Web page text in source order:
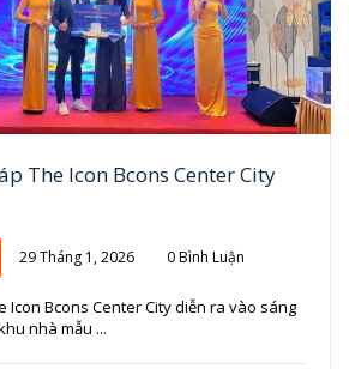
The Icon Bcons Center City
29 Tháng 1, 2026 0 Bình Luận
Icon Bcons Center City diễn ra vào sáng
nhà mẫu ...